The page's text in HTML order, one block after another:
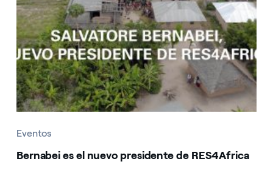
Eventos
Bernabei es el nuevo presidente de RES4Africa